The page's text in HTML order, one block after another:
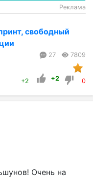
Реклама
свободный
27 7809
+2 +2 0
Очень на